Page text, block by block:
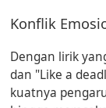
Konflik
Dengan lirik
dan "Like a
kuatnya